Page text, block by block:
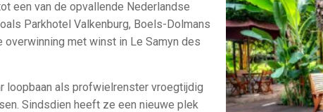
een van de opvallende Nederlandse
Parkhotel Valkenburg, Boels-Dolmans
met winst in Le Samyn des
loopbaan als profwielrenster vroegtijdig
Sindsdien heeft ze een nieuwe plek